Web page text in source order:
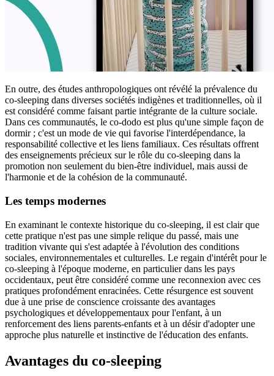
En outre, des études anthropologiques ont révélé la prévalence du
co-sleeping dans diverses sociétés indigènes et traditionnelles, où il
est considéré comme faisant partie intégrante de la culture sociale.
Dans ces communautés, le co-dodo est plus qu'une simple façon de
dormir ; c'est un mode de vie qui favorise l'interdépendance, la
responsabilité collective et les liens familiaux. Ces résultats offrent
des enseignements précieux sur le rôle du co-sleeping dans la
promotion non seulement du bien-être individuel, mais aussi de
l'harmonie et de la cohésion de la communauté.
Les temps modernes
En examinant le contexte historique du co-sleeping, il est clair que
cette pratique n'est pas une simple relique du passé, mais une
tradition vivante qui s'est adaptée à l'évolution des conditions
sociales, environnementales et culturelles. Le regain d'intérêt pour le
co-sleeping à l'époque moderne, en particulier dans les pays
occidentaux, peut être considéré comme une reconnexion avec ces
pratiques profondément enracinées. Cette résurgence est souvent
due à une prise de conscience croissante des avantages
psychologiques et développementaux pour l'enfant, à un
renforcement des liens parents-enfants et à un désir d'adopter une
approche plus naturelle et instinctive de l'éducation des enfants.
Avantages du co-sleeping